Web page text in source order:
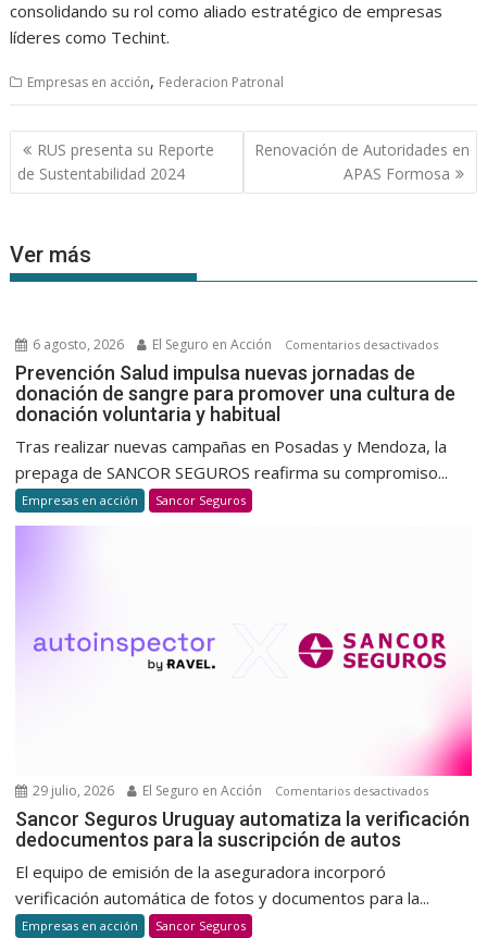
consolidando su rol como aliado estratégico de empresas
líderes como Techint.
Empresas en acción, Federacion Patronal
Navegación
de
entradas
RUS presenta su Reporte
de Sustentabilidad 2024
Renovación de Autoridades en
APAS Formosa
Ver más
6 agosto, 2026 El Seguro en Acción Comentarios desactivadosen
Salud
una
cultura
y
habitual
Prevención Salud impulsa nuevas jornadas de
donación de sangre para promover una cultura de
donación voluntaria y habitual
Tras realizar nuevas campañas en Posadas y Mendoza, la
prepaga de SANCOR SEGUROS reafirma su compromiso...
Empresas en acción Sancor Seguros
29 julio, 2026 El Seguro en Acción Comentarios desactivadosen
Sancor
la
Sancor Seguros Uruguay automatiza la verificación
dedocumentos para la suscripción de autos
El equipo de emisión de la aseguradora incorporó
verificación automática de fotos y documentos para la...
Empresas en acción Sancor Seguros